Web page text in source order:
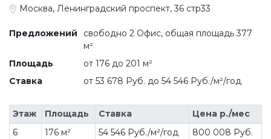
Москва, Ленинградский проспект, 36 стр33
Предложений
свободно 2 Офис, общая площадь 377
м²
Площадь
от 176 до 201 м²
Ставка
от 53 678 Руб. до 54 546 Руб./м²/год
Этаж Площадь Ставка
Цена р./мес
6
176 м² 54 546 Руб./м²/год
800 008 Руб.